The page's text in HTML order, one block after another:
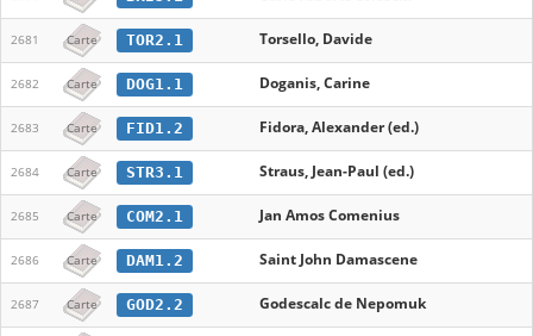
2681 Carte TOR2.1 Torsello, Davide
2682 Carte DOG1.1 Doganis, Carine
2683 Carte FID1.2 Fidora, Alexander (ed.)
2684 Carte STR3.1 Straus, Jean-Paul (ed.)
2685 Carte COM2.1 Jan Amos Comenius
2686 Carte DAM1.2 Saint John Damascene
2687 Carte GOD2.2 Godescalc de Nepomuk